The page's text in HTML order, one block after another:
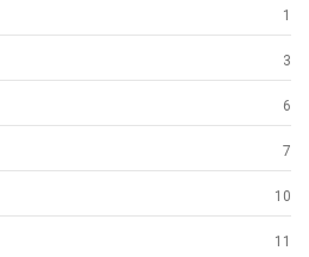
1
3
6
7
10
11